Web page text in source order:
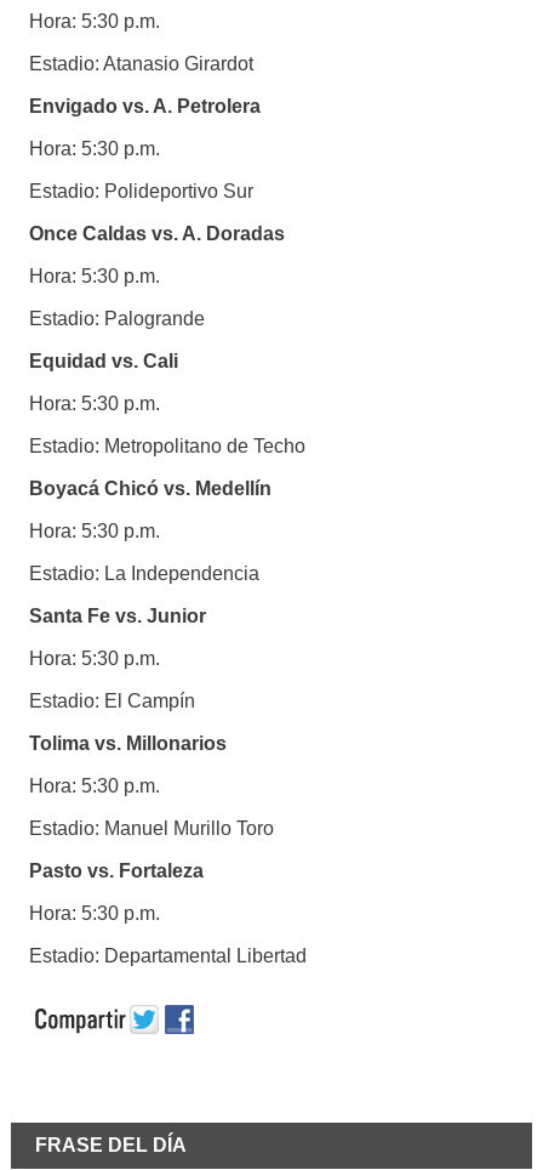
Hora: 5:30 p.m.
Estadio: Atanasio Girardot
Envigado vs. A. Petrolera
Hora: 5:30 p.m.
Estadio: Polideportivo Sur
Once Caldas vs. A. Doradas
Hora: 5:30 p.m.
Estadio: Palogrande
Equidad vs. Cali
Hora: 5:30 p.m.
Estadio: Metropolitano de Techo
Boyacá Chicó vs. Medellín
Hora: 5:30 p.m.
Estadio: La Independencia
Santa Fe vs. Junior
Hora: 5:30 p.m.
Estadio: El Campín
Tolima vs. Millonarios
Hora: 5:30 p.m.
Estadio: Manuel Murillo Toro
Pasto vs. Fortaleza
Hora: 5:30 p.m.
Estadio: Departamental Libertad
FRASE DEL DÍA